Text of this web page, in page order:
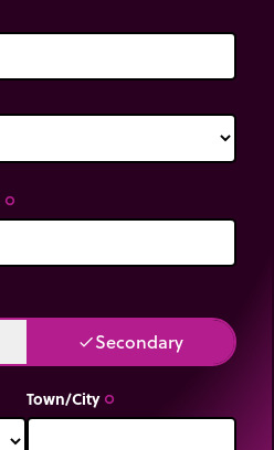
trip_origin
doneSecondary
Town/City trip_origin